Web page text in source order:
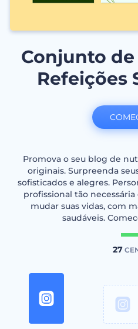
Conjunto
Refeições
Promova o seu blog de
originais. Surpreenda
sofisticados e alegres.
profissional tão necessária
mudar suas vidas, com
saudáveis.
27